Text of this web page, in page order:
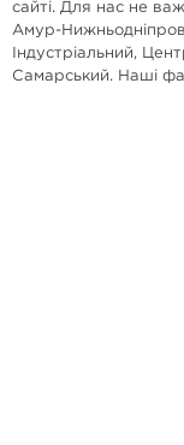
сайті. Для нас не
Амур-
Індустріальний,
Самарський. Наші